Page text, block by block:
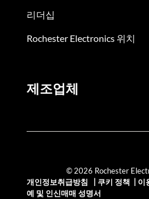
리더십
Rochester Electronics 위치
제조업체
© 2026 Rochester
개인정보취급방침
쿠키 정책 이
예 및 인신매매 성명서